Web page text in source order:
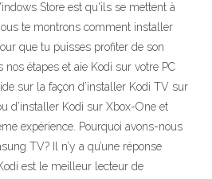
Store est qu'ils se mettent à
te montrons comment installer
que tu puisses profiter de son
étapes et aie Kodi sur votre PC
sur la façon d’installer Kodi TV sur
d’installer Kodi sur Xbox-One et
expérience. Pourquoi avons-nous
TV? Il n’y a qu’une réponse
est le meilleur lecteur de